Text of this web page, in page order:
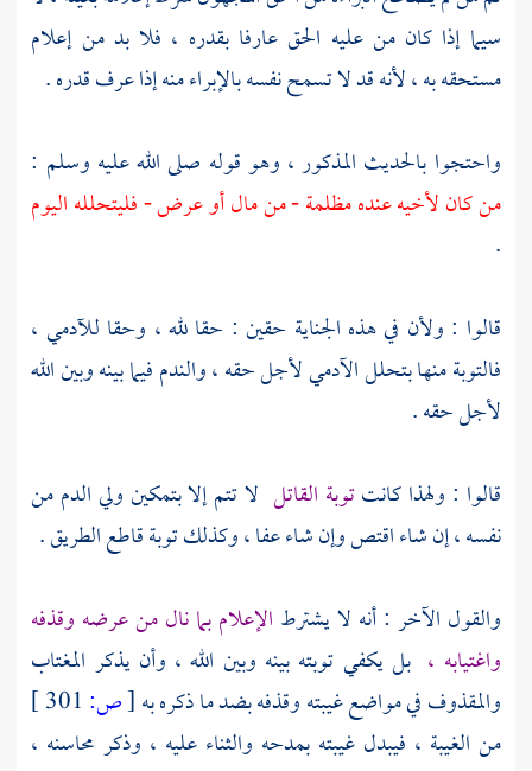
سيما إذا كان من عليه الحق عارفا بقدره ، فلا بد من إعلام
مستحقه به ، لأنه قد لا تسمح نفسه بالإبراء منه إذا عرف قدره .
واحتجوا بالحديث المذكور ، وهو قوله صلى الله عليه وسلم :
من كان لأخيه عنده مظلمة - من مال أو عرض - فليتحلله اليوم
.
قالوا : ولأن في هذه الجناية حقين : حقا لله ، وحقا للآدمي ،
فالتوبة منها بتحلل الآدمي لأجل حقه ، والندم فيما بينه وبين الله
لأجل حقه .
قالوا : ولهذا كانتتوبة القاتل لا تتم إلا بتمكين ولي الدم من
نفسه ، إن شاء اقتص وإن شاء عفا ، وكذلك توبة قاطع الطريق .
والقول الآخر : أنه لا يشترط الإعلام بما نال من عرضه وقذفه
واغتيابه ، بل يكفي توبته بينه وبين الله ، وأن يذكر المغتاب
والمقذوف في مواضع غيبته وقذفه بضد ما ذكره به[ص:
من الغيبة ، فيبدل غيبته بمدحه والثناء عليه ، وذكر محاسنه ،